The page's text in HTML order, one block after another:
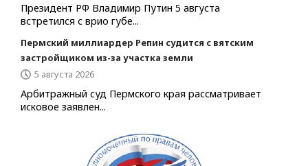
Президент РФ Владимир Путин 5 августа
встретился с врио губе...
Пермский миллиардер Репин судится с вятским
застройщиком из-за участка земли
5 августа 2026
Арбитражный суд Пермского края рассматривает
исковое заявлен...